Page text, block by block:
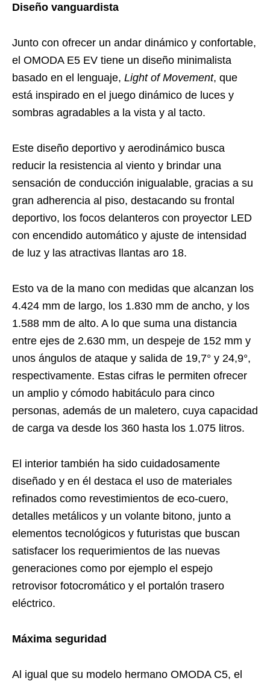
Diseño vanguardista
Junto con ofrecer un andar dinámico y confortable,
el OMODA E5 EV tiene un diseño minimalista
basado en el lenguaje, Light of Movement, que
está inspirado en el juego dinámico de luces y
sombras agradables a la vista y al tacto.
Este diseño deportivo y aerodinámico busca
reducir la resistencia al viento y brindar una
sensación de conducción inigualable, gracias a su
gran adherencia al piso, destacando su frontal
deportivo, los focos delanteros con proyector LED
con encendido automático y ajuste de intensidad
de luz y las atractivas llantas aro 18.
Esto va de la mano con medidas que alcanzan los
4.424 mm de largo, los 1.830 mm de ancho, y los
1.588 mm de alto. A lo que suma una distancia
entre ejes de 2.630 mm, un despeje de 152 mm y
unos ángulos de ataque y salida de 19,7° y 24,9°,
respectivamente. Estas cifras le permiten ofrecer
un amplio y cómodo habitáculo para cinco
personas, además de un maletero, cuya capacidad
de carga va desde los 360 hasta los 1.075 litros.
El interior también ha sido cuidadosamente
diseñado y en él destaca el uso de materiales
refinados como revestimientos de eco-cuero,
detalles metálicos y un volante bitono, junto a
elementos tecnológicos y futuristas que buscan
satisfacer los requerimientos de las nuevas
generaciones como por ejemplo el espejo
retrovisor fotocromático y el portalón trasero
eléctrico.
Máxima seguridad
Al igual que su modelo hermano OMODA C5, el